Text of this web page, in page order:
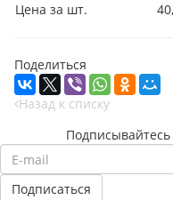
Цена за шт.
Поделиться
Назад к списку